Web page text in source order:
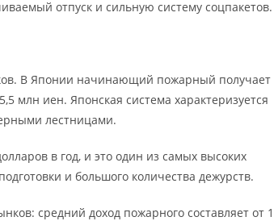
отпуск и сильную систему соцпакетов.
В Японии начинающий пожарный получает
млн иен. Японская система характеризуется
лестницами.
в год, и это один из самых высоких
и большого количества дежурств.
средний доход пожарного составляет от